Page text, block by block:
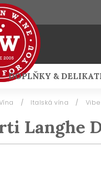
DOPLŇKY &
/ Italská vína /
Langhe